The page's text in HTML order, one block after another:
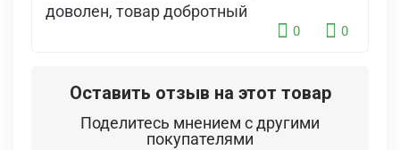
доволен, товар добротный
0 0
Оставить отзыв на этот товар
Поделитесь мнением с другими
покупателями